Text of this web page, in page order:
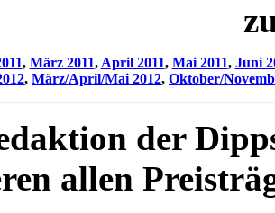
, März 2011, April 2011, Mai 2011, Juni
, März/April/Mai 2012, Oktober/
der
allen